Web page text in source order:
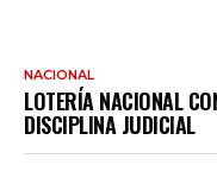
NACIONAL
LOTERÍA NACIONAL
DISCIPLINA JUDICIAL